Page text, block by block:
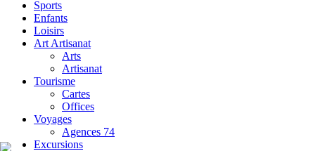
Sports
Enfants
Loisirs
Art Artisanat
Arts
Artisanat
Tourisme
Cartes
Offices
Voyages
Agences 74
Excursions